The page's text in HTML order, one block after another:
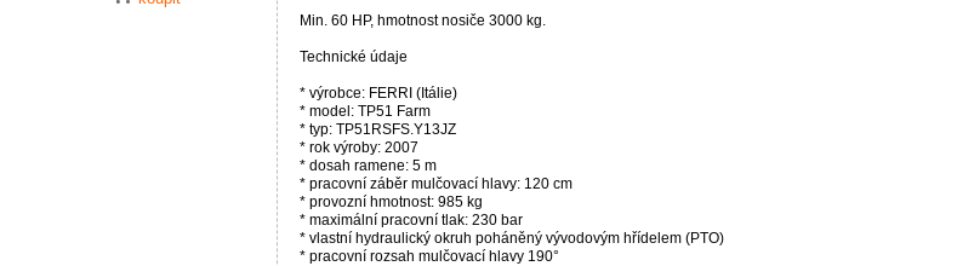
Min. 60 HP, hmotnost nosiče 3000 kg.
Technické údaje
* výrobce: FERRI (Itálie)
* model: TP51 Farm
* typ: TP51RSFS.Y13JZ
* rok výroby: 2007
* dosah ramene: 5 m
* pracovní záběr mulčovací hlavy: 120 cm
* provozní hmotnost: 985 kg
* maximální pracovní tlak: 230 bar
* vlastní hydraulický okruh poháněný vývodovým hřídelem (PTO)
* pracovní rozsah mulčovací hlavy 190°